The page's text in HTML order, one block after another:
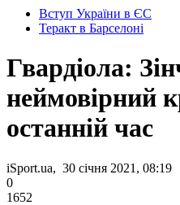
Вступ України в ЄС
Теракт в Барселоні
Гвардіола:
неймовірний
останній час
iSport.ua, 30 січня 2021, 08:19
0
1652